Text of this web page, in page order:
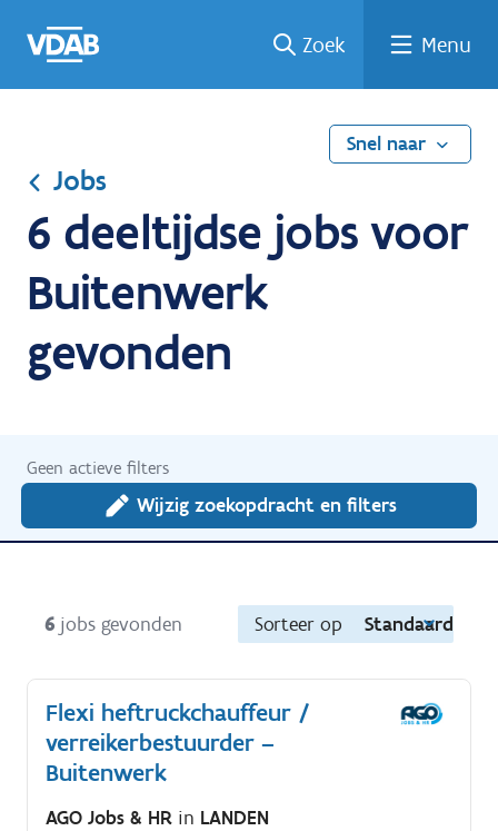
naar
een
een
job
naar
Zoek Menu
Snel naar
Jobs
6 deeltijdse jobs voor
Buitenwerk
gevonden
Geen actieve filters
Wijzig zoekopdracht en filters
6 jobs gevonden Sorteer op Standaard
Flexi heftruckchauffeur /
verreikerbestuurder –
Buitenwerk
AGO Jobs & HR in LANDEN